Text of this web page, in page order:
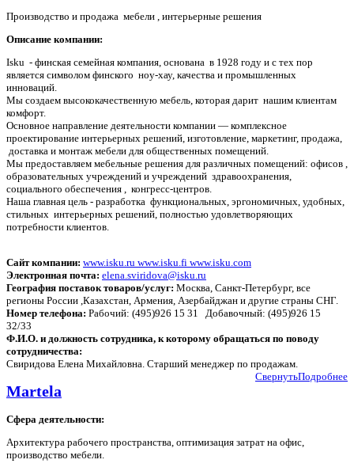
Производство и продажа мебели , интерьерные решения
Описание компании:
Isku - финская семейная компания, основана в 1928 году и с тех пор
является символом финского ноу-хау, качества и промышленных
инноваций.
Мы создаем высококачественную мебель, которая дарит нашим клиентам
комфорт.
Основное направление деятельности компании — комплексное
проектирование интерьерных решений, изготовление, маркетинг, продажа,
доставка и монтаж мебели для общественных помещений.
Мы предоставляем мебельные решения для различных помещений: офисов ,
образовательных учреждений и учреждений здравоохранения,
социального обеспечения , конгресс-центров.
Наша главная цель - разработка функциональных, эргономичных, удобных,
стильных интерьерных решений, полностью удовлетворяющих
потребности клиентов.
Сайт компании: www.isku.ru www.isku.fi www.isku.com
Электронная почта: elena.sviridova@isku.ru
География поставок товаров/услуг: Москва, Санкт-Петербург, все
регионы России ,Казахстан, Армения, Азербайджан и другие страны СНГ.
Номер телефона: Рабочий: (495)926 15 31 Добавочный: (495)926 15
32/33
Ф.И.О. и должность сотрудника, к которому обращаться по поводу
сотрудничества:
Свиридова Елена Михайловна. Старший менеджер по продажам.
Подробнее
Свернуть
Martela
Сфера деятельности:
Архитектура рабочего пространства, оптимизация затрат на офис,
производство мебели.